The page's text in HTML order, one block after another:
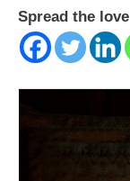
Spread the love